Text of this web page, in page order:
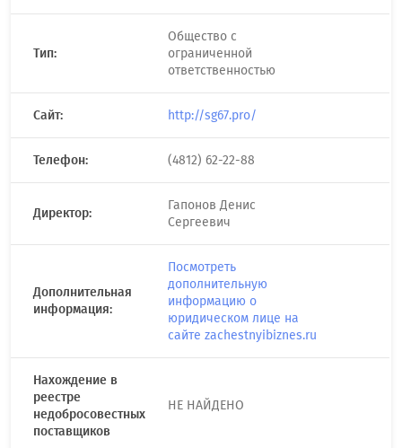
Тип:
Общество с
ограниченной
ответственностью
Сайт: http://sg67.pro/
Телефон: (4812) 62-22-88
Директор:
Гапонов Денис
Сергеевич
Дополнительная
информация:
Посмотреть
дополнительную
информацию о
юридическом лице на
сайте zachestnyibiznes.ru
Нахождение в
реестре
недобросовестных
поставщиков
НЕ НАЙДЕНО